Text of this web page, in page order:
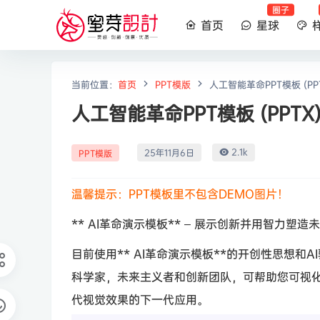
首页 星球
圈子
当前位置： 首页 PPT模版 人工智能革命PPT模板
人工智能革命PPT模板
PPT模版 25年11月6日 2.1k
温馨提示：PPT模板里不包含DEMO图片！
** AI革命演示模板** – 展示创新并用智力塑造
目前使用** AI革命演示模板**的开创性思想和
科学家，未来主义者和创新团队，可帮助您可视
代视觉效果的下一代应用。